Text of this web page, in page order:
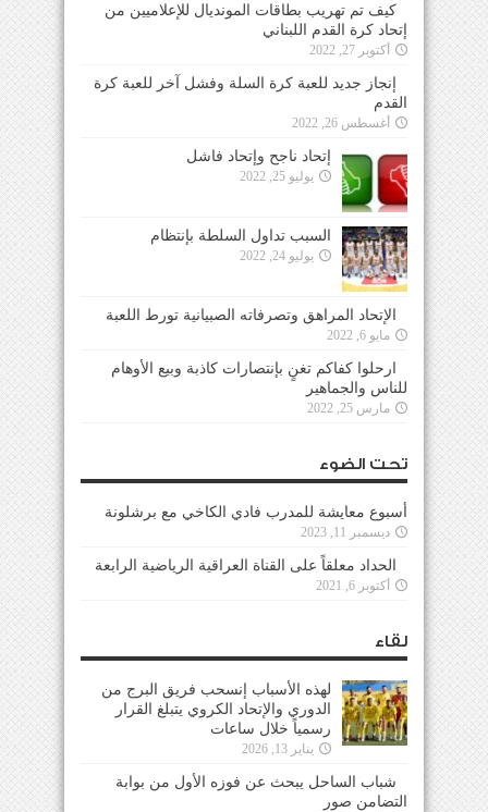
كيف تم تهريب بطاقات المونديال للإعلاميين من
إتحاد كرة القدم اللبناني
أكتوبر 27, 2022
إنجاز جديد للعبة كرة السلة وفشل آخر للعبة كرة
القدم
أغسطس 26, 2022
إتحاد ناجح وإتحاد فاشل
يوليو 25, 2022
السبب تداول السلطة بإنتظام
يوليو 24, 2022
الإتحاد المراهق وتصرفاته الصبيانية تورط اللعبة
مايو 6, 2022
ارحلوا كفاكم تغنٍ بإنتصارات كاذبة وبيع الأوهام
للناس والجماهير
مارس 25, 2022
تحت الضوء
أسبوع معايشة للمدرب فادي الكاخي مع برشلونة
ديسمبر 11, 2023
الحداد معلقاً على القناة العراقية الرياضية الرابعة
أكتوبر 6, 2021
لقاء
لهذه الأسباب إنسحب فريق البرج من
الدوري والإتحاد الكروي يتبلغ القرار
رسمياً خلال ساعات
يناير 13, 2026
شباب الساحل يبحث عن فوزه الأول من بوابة
التضامن صور